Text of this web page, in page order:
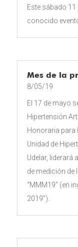
Este sábado 11
conocido
Mes de la
8/05/19
El 17 de mayo
Hipertensión
Honoraria para
Unidad de
Udelar, liderará
de medición de
“MMM19” (en
2019”).